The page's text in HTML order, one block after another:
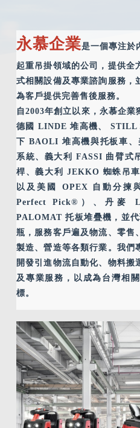
永慕企業是一個專注於
起重吊掛領域的公司，提供全
式相關設備及專業諮詢服務，
為客戶提供完善售後服務。
自2003年創立以來，永慕企
德國 LINDE 堆高機、 STILL
下 BAOLI 堆高機與托板車
系統、義大利 FASSI 曲臂式
桿、義大利 JEKKO 蜘蛛吊
以及美國 OPEX 自動分揀
Perfect Pick®）、丹麥
PALOMAT 托板堆疊機，並
瓶，服務客戶遍及物流、零售
製造、營造等各類行業。我們
開發引進物流自動化、物料搬
及專業服務，以成為台灣相
標。